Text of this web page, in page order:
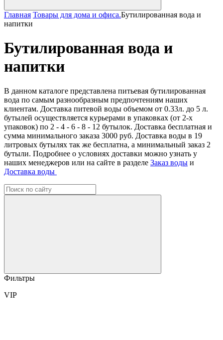
Главная Товары для дома и офиса.Бутилированная вода и
напитки
Бутилированная вода и
напитки
В данном каталоге представлена питьевая бутилированная
вода по самым разнообразным предпочтениям наших
клиентам. Доставка питевой воды объемом от 0.33л. до 5 л.
бутылей осуществляется курьерами в упаковках (от 2-х
упаковок) по 2 - 4 - 6 - 8 - 12 бутылок. Доставка бесплатная и
сумма минимального заказа 3000 руб. Доставка воды в 19
литровых бутылях так же бесплатна, а минимальный заказ 2
бутыли. Подробнее о условиях доставки можно узнать у
наших менеджеров или на сайте в разделе Заказ воды и
Доставка воды
Фильтры
VIP